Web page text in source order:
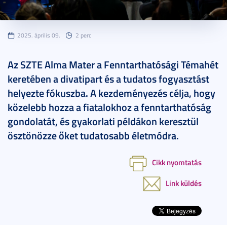
2025. április 09. 2 perc
Az SZTE Alma Mater a Fenntarthatósági Témahét
keretében a divatipart és a tudatos fogyasztást
helyezte fókuszba. A kezdeményezés célja, hogy
közelebb hozza a fiatalokhoz a fenntarthatóság
gondolatát, és gyakorlati példákon keresztül
ösztönözze őket tudatosabb életmódra.
Cikk nyomtatás
Link küldés